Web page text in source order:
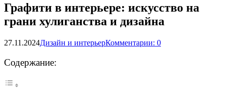
Графити в интерьере: искусство на
грани хулиганства и дизайна
27.11.2024Дизайн и интерьерКомментарии: 0
Содержание: